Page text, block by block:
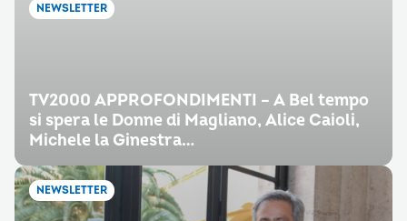
NEWSLETTER
TV2000 APPROFONDIMENTI – A Bel tempo
si spera le Donne di Magliano, Alice Caioli,
Michele la Ginestra…
NEWSLETTER